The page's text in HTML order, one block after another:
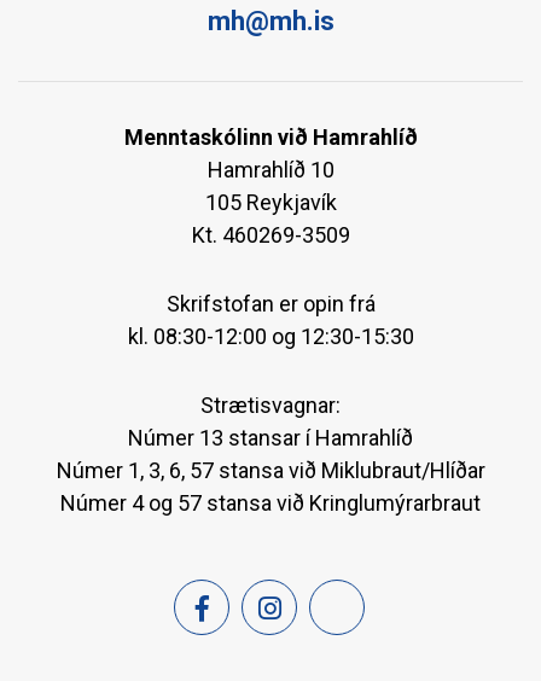
mh@mh.is
Menntaskólinn við Hamrahlíð
Hamrahlíð 10
105 Reykjavík
Kt. 460269-3509
Skrifstofan er opin frá
kl. 08:30-12:00 og 12:30-15:30
Strætisvagnar:
Númer 13 stansar í Hamrahlíð
Númer 1, 3, 6, 57 stansa við Miklubraut/Hlíðar
Númer 4 og 57 stansa við Kringlumýrarbraut